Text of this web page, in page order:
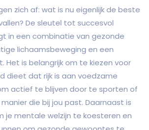
zich af: wat is nu eigenlijk de beste
De sleutel tot succesvol
in een combinatie van gezonde
lichaamsbeweging en een
Het is belangrijk om te kiezen voor
dieet dat rijk is aan voedzame
actief te blijven door te sporten of
die bij jou past. Daarnaast is
je mentale welzijn te koesteren en